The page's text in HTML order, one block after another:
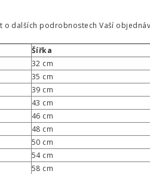
o dalších podrobnostech Vaší
Šířka
32 cm
35 cm
39 cm
43 cm
46 cm
48 cm
50 cm
54 cm
58 cm